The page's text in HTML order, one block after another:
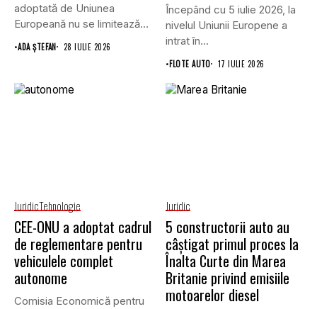
adoptată de Uniunea
Europeană nu se limitează
doar...
•ADA ȘTEFAN 28 IULIE 2026
Începând cu 5 iulie 2026, la
nivelul Uniunii Europene a
intrat în...
•FLOTE AUTO 17 IULIE 2026
JuridicTehnologie
CEE-ONU a adoptat cadrul
de reglementare pentru
vehiculele complet
autonome
Comisia Economică pentru
Juridic
5 constructorii auto au
câștigat primul proces la
Înalta Curte din Marea
Britanie privind emisiile
motoarelor diesel